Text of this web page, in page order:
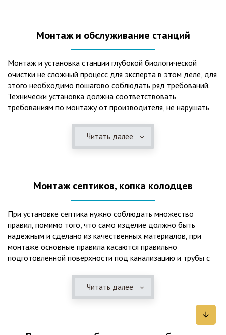
Монтаж и обслуживание станций
Монтаж и установка станции глубокой биологической
очистки не сложный процесс для эксперта в этом деле, для
этого необходимо пошагово соблюдать ряд требований.
Технически установка должна соответствовать
требованиям по монтажу от производителя, не нарушать
представления о требованиях ПУЭ, ведь не качественный
монтаж может привезти не только к выходу из строя
вод – самый эффективный способ из всех существующих
оборудования вода может применяться для хозяйственных
нужд и полива огорода, а остатки ила при чистке могут
стать эффективным удобрением. Нет необходимости
тратить средства на ассенизаторскую машину. Системы
монтируются при минимуме земляных работ, без грязи и
заезда крупной техники, даже при очень высоком уровне
грунтовых вод. Служат до 50 и более лет при уникальной
необходимо удалять ил, самостоятельно или с помощью
Читать далее
Монтаж септиков, копка колодцев
При установке септика нужно соблюдать множество
правил, помимо того, что само изделие должно быть
надежным и сделано из качественных материалов, при
монтаже основные правила касаются правильно
подготовленной поверхности под канализацию и трубы с
Мы установим Вам емкости для фильтрации и отстаивания
сточных вод по технологиям, не приводящим к загрязнению
Читать далее